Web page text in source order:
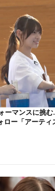
ーマンスに挑
ロー「アーテ